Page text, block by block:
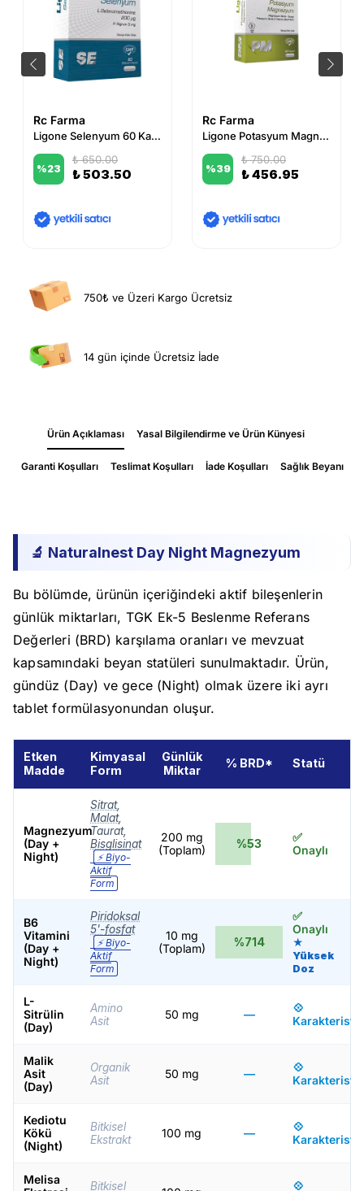
Rc Farma
Ligone Selenyum 60 Kapsül
%23
₺ 650.00
₺ 503.50
Rc Farma
Ligone Potasyum Magnezyum 60 Kapsül
%39
₺ 750.00
₺ 456.95
750₺ ve Üzeri Kargo Ücretsiz
14 gün içinde Ücretsiz İade
Ürün Açıklaması Yasal Bilgilendirme ve Ürün Künyesi
Garanti Koşulları Teslimat Koşulları İade Koşulları Sağlık Beyanı
🔬 Naturalnest Day Night Magnezyum
Bu bölümde, ürünün içeriğindeki aktif bileşenlerin
günlük miktarları, TGK Ek-5 Beslenme Referans
Değerleri (BRD) karşılama oranları ve mevzuat
kapsamındaki beyan statüleri sunulmaktadır. Ürün,
gündüz (Day) ve gece (Night) olmak üzere iki ayrı
tablet formülasyonundan oluşur.
Etken
Madde
Kimyasal
Form
Günlük
Miktar
% BRD* Statü
Magnezyum
(Day +
Night)
Sitrat,
Malat,
Taurat,
Bisglisinat
⚡ Biyo-
Aktif
Form
200 mg
(Toplam)
%53
✅
Onaylı
B6
Vitamini
(Day +
Night)
Piridoksal
5'-fosfat
⚡ Biyo-
Aktif
Form
10 mg
(Toplam)
%714
✅
Onaylı
★
Yüksek
Doz
L-
Sitrülin
(Day)
Amino
Asit
50 mg —
💠
Karakteristik
Malik
Asit
(Day)
Organik
Asit
50 mg —
💠
Karakteristik
Kediotu
Kökü
(Night)
Bitkisel
Ekstrakt
100 mg —
💠
Karakteristik
Melisa
Bitkisel 💠